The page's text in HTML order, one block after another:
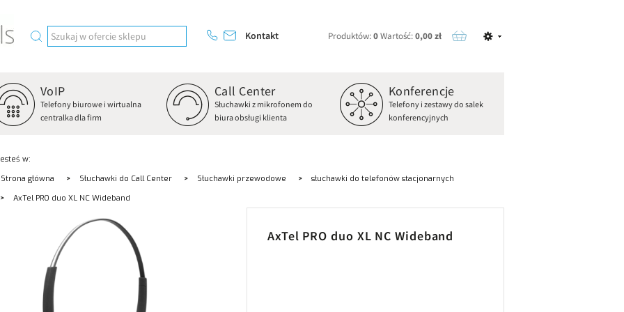
Kontakt Produktów:0Wartość:0,00 zł
VoIP
Telefony biurowe i wirtualna
centralka dla firm
Call Center
Słuchawki z mikrofonem do
biura obsługi klienta
Konferencje
Telefony i zestawy do salek
konferencyjnych
w:
Strona główna
Słuchawki do Call Center Słuchawki przewodowe
słuchawki do telefonów stacjonarnych
AxTel PRO duo XL NC Wideband
AxTel PRO duo XL NC Wideband